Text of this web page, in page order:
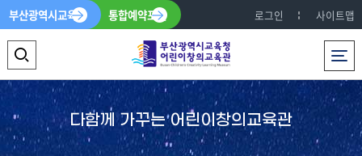
부산광역시교육청 통합예약포털 로그인 사이트맵
전체메뉴
색
영
역
다함께 가꾸는 어린이창의교육관